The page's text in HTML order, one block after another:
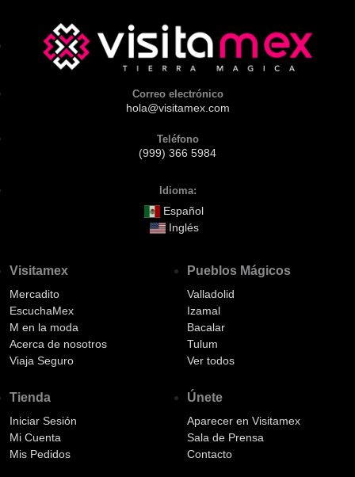
Correo electrónico
hola@visitamex.com
Teléfono
(999) 366 5984
Idioma:
Español
Inglés
Visitamex
Mercadito
EscuchaMex
M en la moda
Acerca de nosotros
Viaja Seguro
Tienda
Iniciar Sesión
Mi Cuenta
Mis Pedidos
Pueblos Mágicos
Valladolid
Izamal
Bacalar
Tulum
Ver todos
Únete
Aparecer en Visitamex
Sala de Prensa
Contacto